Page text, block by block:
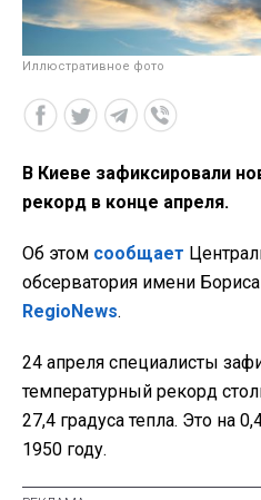
Иллюстративное фото
В Киеве зафиксировали
рекорд в конце апреля.
Об этом сообщает
обсерватория имени
RegioNews.
24 апреля специалисты
температурный рекорд
27,4 градуса тепла. Это на
1950 году.